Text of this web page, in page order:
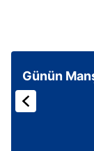
Günün